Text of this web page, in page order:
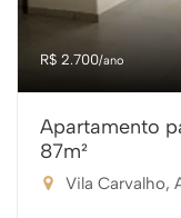
R$ 2.700/ano
Apartamento
87m²
Vila Carvalho,